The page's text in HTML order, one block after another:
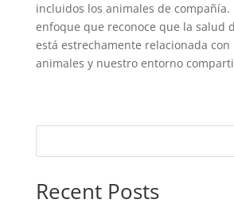
incluidos los animales de compañía.
enfoque que reconoce que la salud
está estrechamente relacionada con
animales y nuestro entorno
Recent Posts